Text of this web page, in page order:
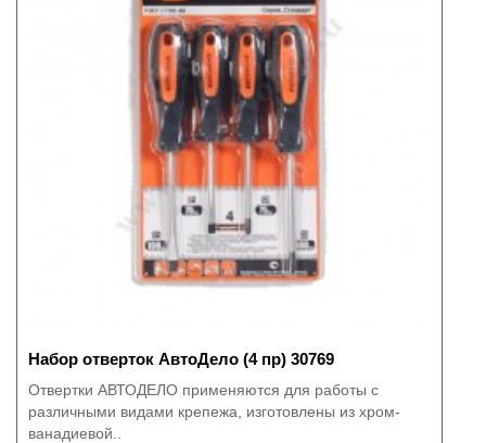
Набор отверток АвтоДело (4 пр) 30769
Отвертки АВТОДЕЛО применяются для работы с
различными видами крепежа, изготовлены из хром-
ванадиевой..